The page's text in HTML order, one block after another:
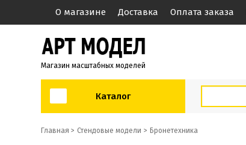
О магазине Доставка Оплата заказа
Магазин масштабных моделей
Каталог
Главная > Стендовые модели Бронетехника